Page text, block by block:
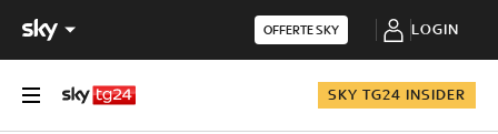
OFFERTE SKY LOGIN
SKY TG24 INSIDER